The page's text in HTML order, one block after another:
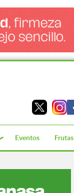
Eventos Frutas